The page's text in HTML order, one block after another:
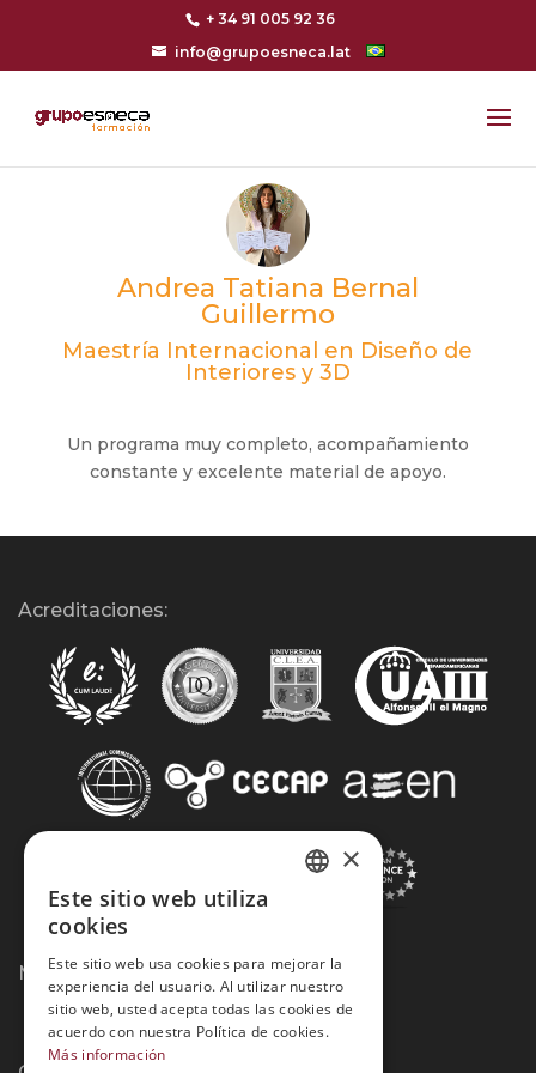
+ 34 91 005 92 36
info@grupoesneca.lat
Andrea Tatiana Bernal
Guillermo
Maestría Internacional en Diseño de
Interiores y 3D
Un programa muy completo, acompañamiento
constante y excelente material de apoyo.
Acreditaciones:
Métodos de Pago:
×
Este sitio web utiliza
cookies
Este sitio web usa cookies para mejorar la
experiencia del usuario. Al utilizar nuestro
sitio web, usted acepta todas las cookies de
acuerdo con nuestra Política de cookies.
Más información